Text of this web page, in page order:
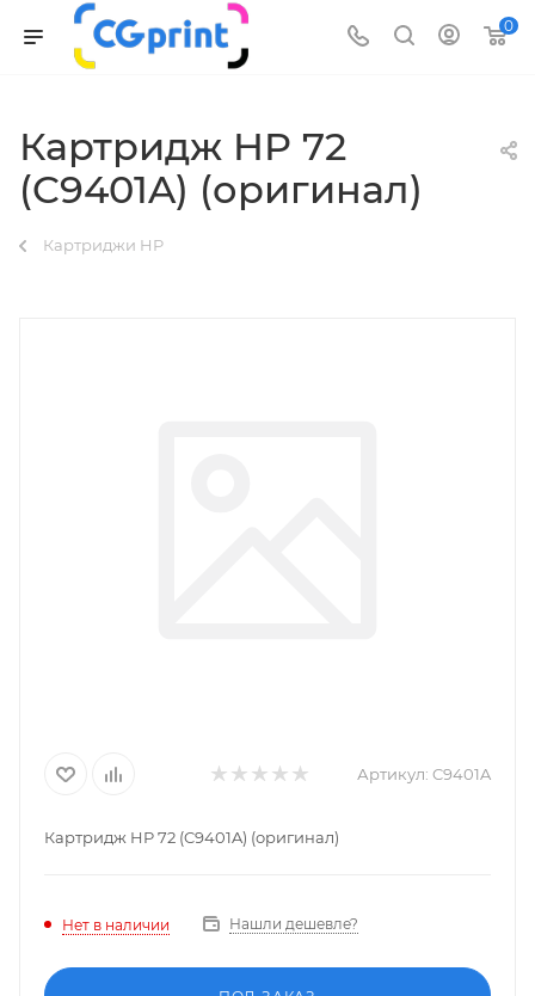
0
Картридж HP 72
(C9401A) (оригинал)
Картриджи HP
Артикул: C9401A
Картридж HP 72 (C9401A) (оригинал)
Нет в наличии Нашли дешевле?